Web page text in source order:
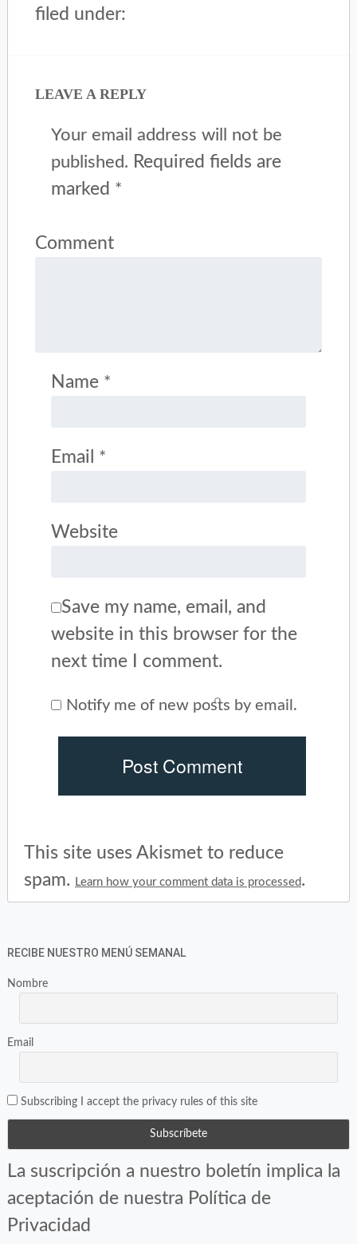
filed under:
LEAVE A REPLY
Your email address will not be
published. Required fields are
marked *
Comment
Name *
Email *
Website
Save my name, email, and
website in this browser for the
next time I comment.
Notify me of new posts by email.
This site uses Akismet to reduce
spam.
Learn how your comment data is processed.
RECIBE NUESTRO MENÚ SEMANAL
Nombre
Email
Subscribing I accept the privacy rules of this site
La suscripción a nuestro boletín implica la
aceptación de nuestra Política de
Privacidad